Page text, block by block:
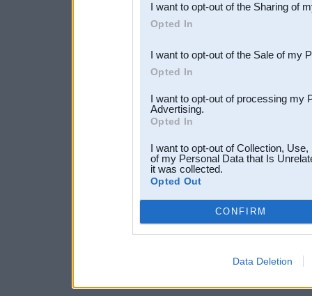
Downstream Participants
third parties.
I want to opt-out of the Sharing of
Opted In
I want to opt-out of the Sale of my
Opted In
I want to opt-out of processing my
Advertising.
Opted In
I want to opt-out of Collection,
of my Personal Data that Is
it was collected.
Opted Out
CONFIRM
Data Deletion